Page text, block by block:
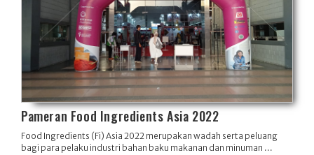
Pameran Food Ingredients Asia 2022
Food Ingredients (Fi) Asia 2022 merupakan wadah serta peluang
bagi para pelaku industri bahan baku makanan dan minuman ...